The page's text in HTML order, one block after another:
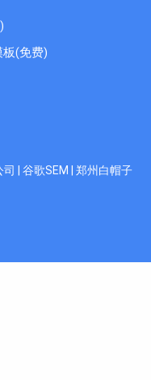
(免费)
| 谷歌SEM | 郑州白帽子